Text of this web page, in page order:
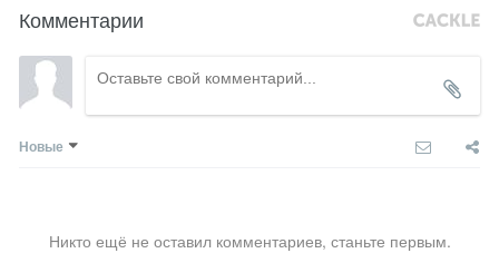
Комментарии
Новые
Никто ещё не оставил комментариев, станьте первым.